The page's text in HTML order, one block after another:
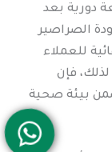
دورية بعد
الصراصير
للعملاء
فإن
بيئة صحية